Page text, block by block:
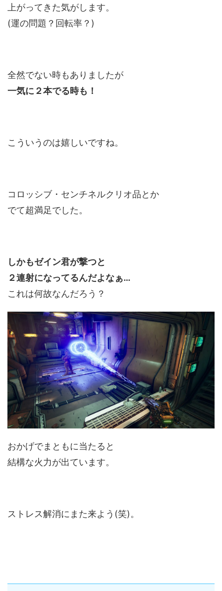
上がってきた気がします。
(運の問題？回転率？)
全然でない時もありましたが
一気に２本でる時も！
こういうのは嬉しいですね。
コロッシブ・センチネルクリオ品とか
でて超満足でした。
しかもゼイン君が撃つと
２連射になってるんだよなぁ…
これは何故なんだろう？
おかげでまともに当たると
結構な火力が出ています。
ストレス解消にまた来よう(笑)。